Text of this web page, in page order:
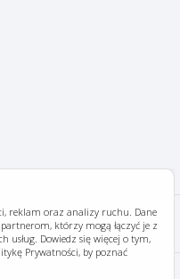
reklam oraz analizy ruchu. Dane
którzy mogą łączyć je z
Dowiedz się więcej o tym,
Prywatności, by poznać